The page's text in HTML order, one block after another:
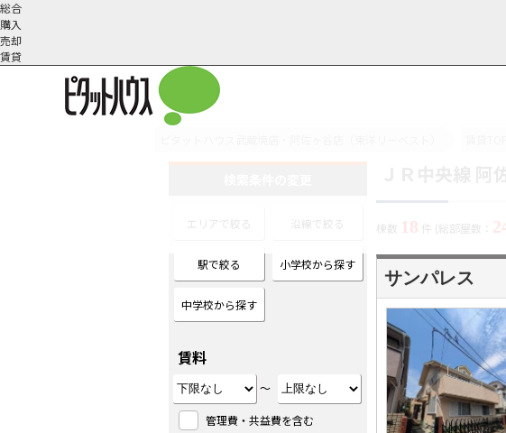
総合
購入
売却
賃貸
棟数 18 件 (総部屋数：
サンパレス
エリアで絞る 沿線で絞る
駅で絞る 小学校から探す
中学校から探す
賃料
～
管理費・共益費を含む